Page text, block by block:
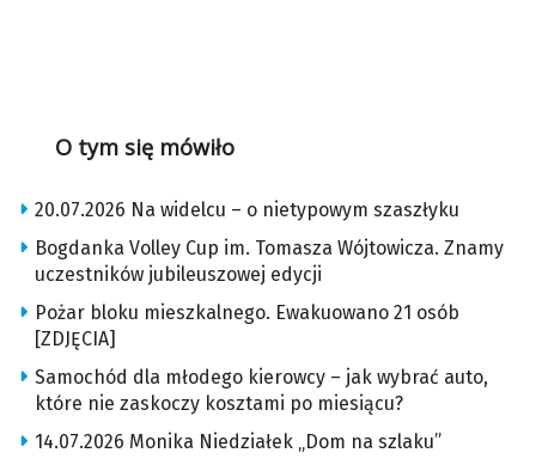
O tym się mówiło
20.07.2026 Na widelcu – o nietypowym szaszłyku
Bogdanka Volley Cup im. Tomasza Wójtowicza. Znamy
uczestników jubileuszowej edycji
Pożar bloku mieszkalnego. Ewakuowano 21 osób
[ZDJĘCIA]
Samochód dla młodego kierowcy – jak wybrać auto,
które nie zaskoczy kosztami po miesiącu?
14.07.2026 Monika Niedziałek „Dom na szlaku”